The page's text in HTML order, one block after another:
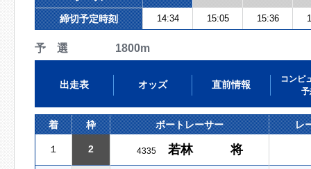
締切予定時刻 14:34 15:05 15:36
予 選 1800m
出走表 オッズ 直前情報
コンピ
予
着 枠 ボートレーサー レ
１ 2 4335 若林 将